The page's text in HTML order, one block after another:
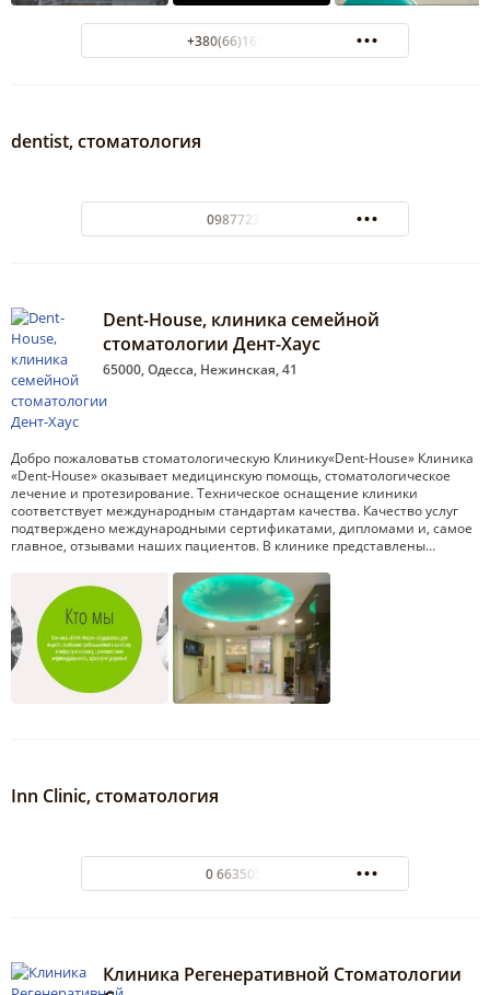
+380(66)168-93-83
dentist, стоматология
0987723723
Dent-House, клиника семейной
стоматологии Дент-Хаус
65000, Одесса, Нежинская, 41
Добро пожаловатьв стоматологическую Клинику«Dent-House» Клиника
«Dent-House» оказывает медицинскую помощь, стоматологическое
лечение и протезирование. Техническое оснащение клиники
соответствует международным стандартам качества. Качество услуг
подтверждено международными сертификатами, дипломами и, самое
главное, отзывами наших пациентов. В клинике представлены…
Inn Clinic, стоматология
0 663505050
Клиника Регенеративной Стоматологии